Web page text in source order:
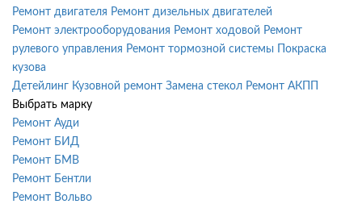
Ремонт двигателя Ремонт дизельных двигателей
Ремонт электрооборудования Ремонт ходовой Ремонт
рулевого управления Ремонт тормозной системы
Покраска
кузова
Детейлинг Кузовной ремонт Замена стекол Ремонт АКПП
Выбрать марку
Ремонт Ауди
Ремонт БИД
Ремонт БМВ
Ремонт Бентли
Ремонт Вольво